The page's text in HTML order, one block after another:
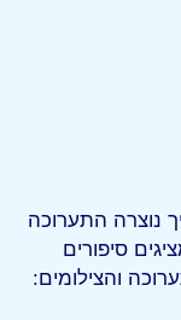
נוצרה התערוכה
סיפורים
והצילומים: